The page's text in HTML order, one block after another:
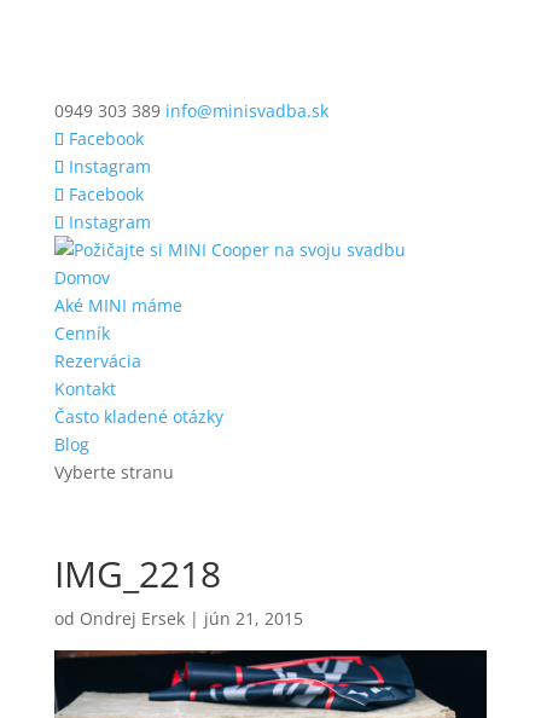
0949 303 389 info@minisvadba.sk
Facebook
Instagram
Facebook
Instagram
Domov
Aké MINI máme
Cenník
Rezervácia
Kontakt
Často kladené otázky
Blog
Vyberte stranu
IMG_2218
od Ondrej Ersek| jún 21, 2015